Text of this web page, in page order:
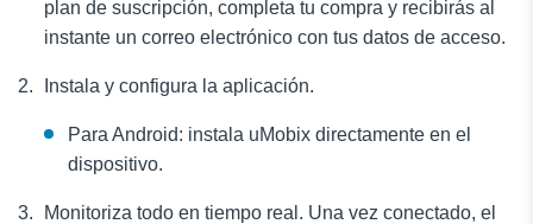
plan de suscripción, completa tu compra y recibirás al
instante un correo electrónico con tus datos de acceso.
Instala y configura la aplicación.
Para Android: instala uMobix directamente en el
dispositivo.
Monitoriza todo en tiempo real. Una vez conectado, el